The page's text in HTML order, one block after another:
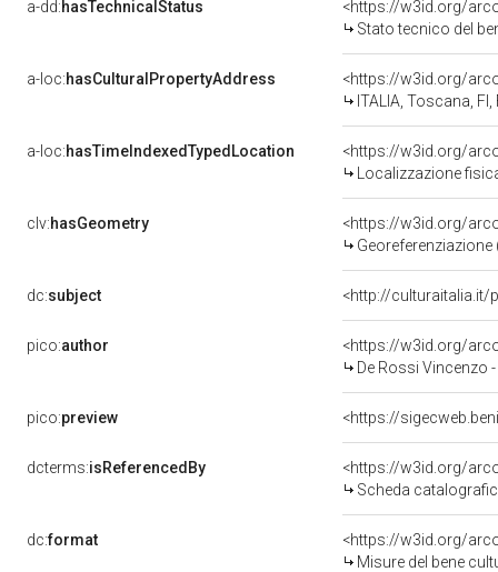
a-dd:hasTechnicalStatus
<https://w3id.org/
Stato tecnico del
a-loc:hasCulturalPropertyAddress
<https://w3id.org/
ITALIA, Toscana, FI,
a-loc:hasTimeIndexedTypedLocation
<https://w3id.org/
Localizzazione
clv:hasGeometry
<https://w3id.org/
dc:subject <http://culturaitalia.it/
pico:author
<https://w3id.org/
De Rossi Vincenzo
pico:preview <https://
dcterms:isReferencedBy
<https://w3id.org/
Scheda
dc:format
<https://w3id.org/
Misure del bene